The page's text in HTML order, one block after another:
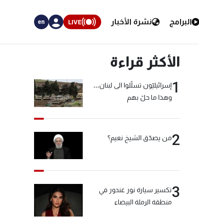
البرامج نشرة الأخبار LIVE
en
الأكثر قراءة
1إسرائيليّون تسلّلوا الى لبنان...
وهذا ما حلّ بهم
2من يصدّق الشيخ نعيم؟
3تكسير سيارة نور غندور في
منطقة الرملة البيضاء